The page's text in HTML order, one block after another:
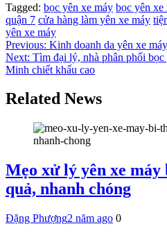
Tagged: bọc yên xe máy bọc yên xe
quận 7 cửa hàng làm yên xe máy
yên xe máy
Điều
hướng
viết
Previous: Kinh doanh da yên xe
Next: Tìm đại lý, nhà phân phối
Minh chiết khấu cao
Related News
Mẹo xử lý yên xe
quả, nhanh chóng
Đặng Phượng2 năm ago 0